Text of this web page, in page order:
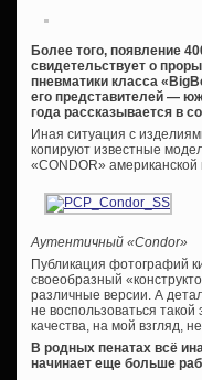
Более того, появление
свидетельствует о
пневматики класса
его представителей —
года рассказывается в
Иная ситуация с
копируют известные
«CONDOR»
Аутентичный «Condor»
Публикация фотографий
своеобразный
различные версии. А
не воспользоваться
качества, на мой взгляд,
В родных пенатах всё
начинает еще больше